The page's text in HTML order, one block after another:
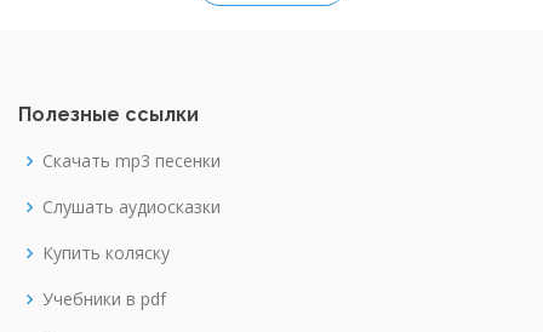
Полезные ссылки
Скачать mp3 песенки
Слушать аудиосказки
Купить коляску
Учебники в pdf